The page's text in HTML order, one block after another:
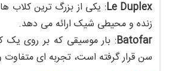
Le Duplex: یکی از بزرگ‌ ترین کلاب‌
زنده و محیطی شیک ارائه می‌ دهد.
Batofar: بار موسیقی که بر روی یک
سن قرار گرفته است، تجربه‌ ای